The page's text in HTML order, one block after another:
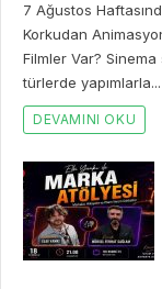
7 Ağustos
Korkudan
Filmler Var?
türlerde yapımlarla...
DEVAMINI OKU